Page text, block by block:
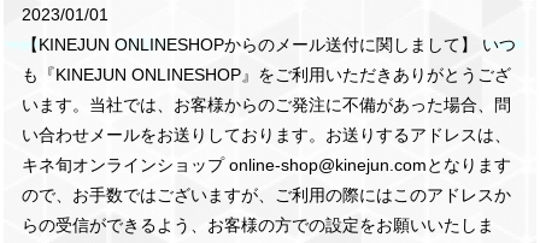
2023/01/01
【KINEJUN ONLINESHOPからのメール送付に関しまして】 いつ
も『KINEJUN ONLINESHOP』をご利用いただきありがとうござ
います。当社では、お客様からのご発注に不備があった場合、問
い合わせメールをお送りしております。お送りするアドレスは、
キネ旬オンラインショップonline-shop@kinejun.comとなります
ので、お手数ではございますが、ご利用の際にはこのアドレスか
らの受信ができるよう、お客様の方での設定をお願いいたしま